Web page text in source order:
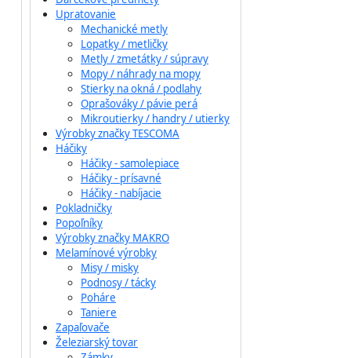
Upratovanie
Mechanické metly
Lopatky / metličky
Metly / zmetátky / súpravy
Mopy / náhrady na mopy
Stierky na okná / podlahy
Oprašováky / pávie perá
Mikroutierky / handry / utierky
Výrobky značky TESCOMA
Háčiky
Háčiky - samolepiace
Háčiky - prísavné
Háčiky - nabíjacie
Pokladničky
Popoľníky
Výrobky značky MAKRO
Melamínové výrobky
Misy / misky
Podnosy / tácky
Poháre
Taniere
Zapaľovače
Železiarský tovar